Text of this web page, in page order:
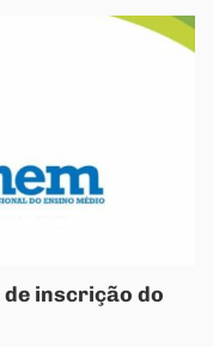
inscrição do